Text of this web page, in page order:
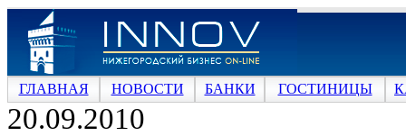
ГЛАВНАЯ НОВОСТИ БАНКИ ГОСТИНИЦЫ
20.09.2010